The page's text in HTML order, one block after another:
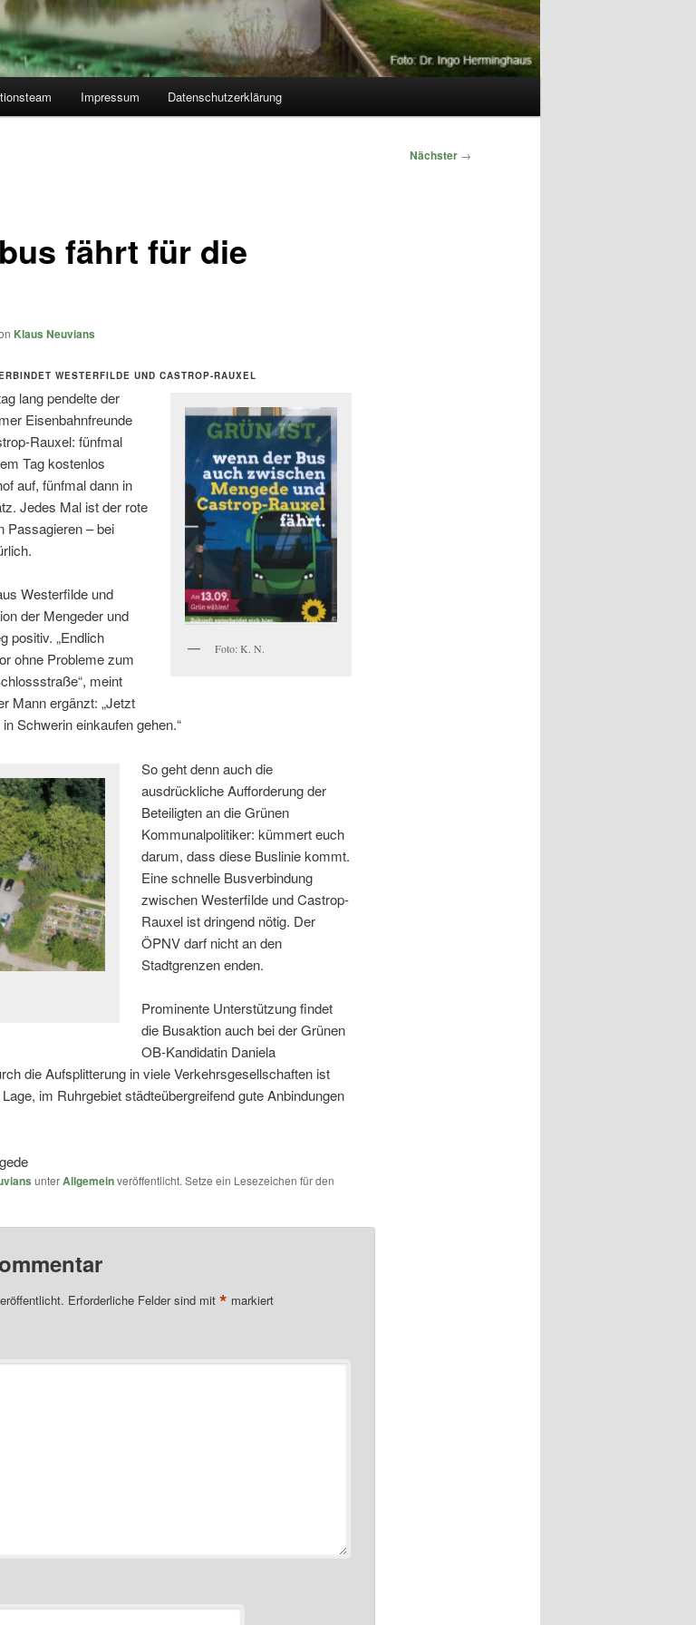
Impressum Datenschutzerklärung
Nächster →
fährt für die
Klaus Neuvians
WESTERFILDE UND CASTROP-RAUXEL
Foto: K. N.
lang pendelte der
Eisenbahnfreunde
Rauxel: fünfmal
Tag kostenlos
auf, fünfmal dann in
Jedes Mal ist der rote
Passagieren – bei
Westerfilde und
der Mengeder und
positiv. „Endlich
ohne Probleme zum
meint
Mann ergänzt: „Jetzt
Schwerin einkaufen gehen.“
So geht denn auch die
ausdrückliche Aufforderung der
Beteiligten an die Grünen
Kommunalpolitiker: kümmert euch
darum, dass diese Buslinie kommt.
Eine schnelle Busverbindung
zwischen Westerfilde und Castrop-
Rauxel ist dringend nötig. Der
ÖPNV darf nicht an den
Stadtgrenzen enden.
Prominente Unterstützung findet
die Busaktion auch bei der Grünen
OB-Kandidatin Daniela
die Aufsplitterung in viele Verkehrsgesellschaften ist
im Ruhrgebiet städteübergreifend gute Anbindungen
unterAllgemeinveröffentlicht. Setze ein Lesezeichen für den
Erforderliche Felder sind mit * markiert